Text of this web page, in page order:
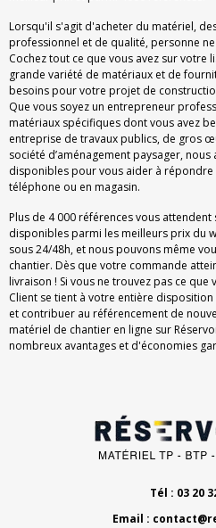
Lorsqu'il s'agit d'acheter du matériel,
professionnel et de qualité, personne
Cochez tout ce que vous avez sur votre
grande variété de matériaux et de
besoins pour votre projet de
Que vous soyez un entrepreneur
matériaux spécifiques dont vous avez
entreprise de travaux publics, de gros
société d’aménagement paysager,
disponibles pour vous aider à
téléphone ou en magasin.
Plus de 4 000 références vous
disponibles parmi les meilleurs prix du
sous 24/48h, et nous pouvons même
chantier. Dès que votre commande
livraison ! Si vous ne trouvez pas ce que
Client se tient à votre entière
et contribuer au référencement de
matériel de chantier en ligne sur
nombreux avantages et d'économies
Tél : 03 20
Email :